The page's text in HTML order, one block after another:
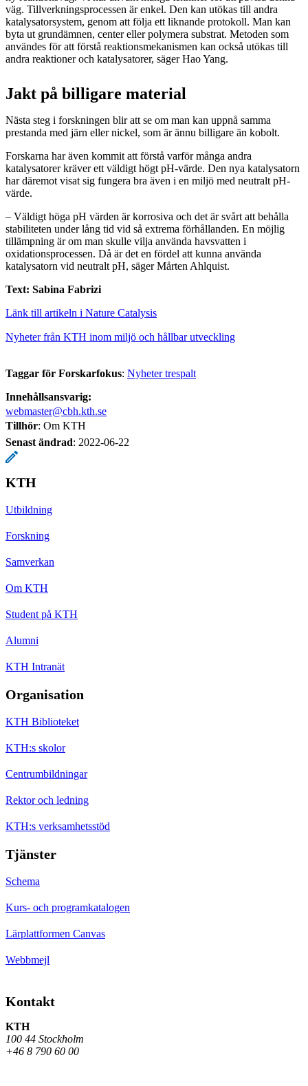
väg. Tillverkningsprocessen är enkel. Den kan utökas till andra
katalysatorsystem, genom att följa ett liknande protokoll. Man kan
byta ut grundämnen, center eller polymera substrat. Metoden som
användes för att förstå reaktionsmekanismen kan också utökas till
andra reaktioner och katalysatorer, säger Hao Yang.
Jakt på billigare material
Nästa steg i forskningen blir att se om man kan uppnå samma
prestanda med järn eller nickel, som är ännu billigare än kobolt.
Forskarna har även kommit att förstå varför många andra
katalysatorer kräver ett väldigt högt pH-värde. Den nya katalysatorn
har däremot visat sig fungera bra även i en miljö med neutralt pH-
värde.
– Väldigt höga pH värden är korrosiva och det är svårt att behålla
stabiliteten under lång tid vid så extrema förhållanden. En möjlig
tillämpning är om man skulle vilja använda havsvatten i
oxidationsprocessen. Då är det en fördel att kunna använda
katalysatorn vid neutralt pH, säger Mårten Ahlquist.
Text: Sabina Fabrizi
Länk till artikeln i Nature Catalysis
Nyheter från KTH inom miljö och hållbar utveckling
Taggar för Forskarfokus: Nyheter trespalt
Innehållsansvarig:
webmaster@cbh.kth.se
Tillhör: Om KTH
Senast ändrad: 2022-06-22
KTH
Utbildning
Forskning
Samverkan
Om KTH
Student på KTH
Alumni
KTH Intranät
Organisation
KTH Biblioteket
KTH:s skolor
Centrumbildningar
Rektor och ledning
KTH:s verksamhetsstöd
Tjänster
Schema
Kurs- och programkatalogen
Lärplattformen Canvas
Webbmejl
Kontakt
KTH
100 44 Stockholm
+46 8 790 60 00